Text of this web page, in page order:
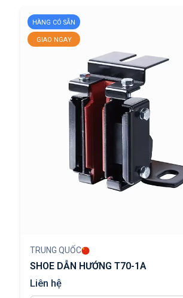
HÀNG CÓ SẴN
GIAO NGAY
TRUNG QUỐC
SHOE DẪN HƯỚNG T70-1A
Liên hệ